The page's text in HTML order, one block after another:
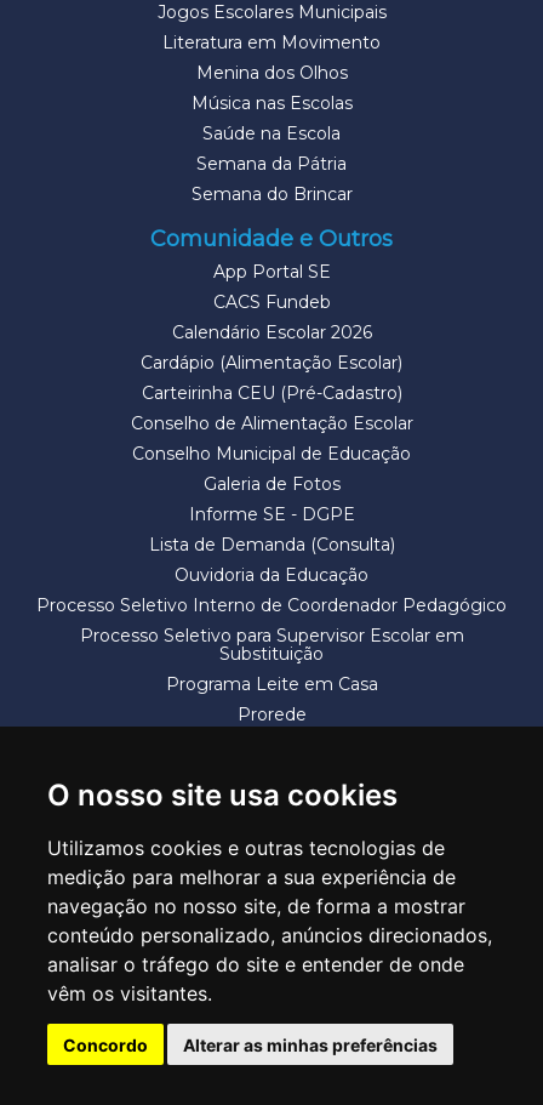
O nosso site usa cookies
Utilizamos cookies e outras tecnologias de
medição para melhorar a sua experiência de
navegação no nosso site, de forma a mostrar
conteúdo personalizado, anúncios direcionados,
analisar o tráfego do site e entender de onde
vêm os visitantes.
Concordo Alterar as minhas preferências
Jogos Escolares Municipais
Literatura em Movimento
Menina dos Olhos
Música nas Escolas
Saúde na Escola
Semana da Pátria
Semana do Brincar
Comunidade e Outros
App Portal SE
CACS Fundeb
Calendário Escolar 2026
Cardápio (Alimentação Escolar)
Carteirinha CEU (Pré-Cadastro)
Conselho de Alimentação Escolar
Conselho Municipal de Educação
Galeria de Fotos
Informe SE - DGPE
Lista de Demanda (Consulta)
Ouvidoria da Educação
Processo Seletivo Interno de Coordenador Pedagógico
Processo Seletivo para Supervisor Escolar em
Substituição
Programa Leite em Casa
Prorede
SECRETARIA DE EDUCAÇÃO
Rua Claudino Barbosa, 313 - Macedo - Guarulhos/SP CEP 07113-040
Central de Atendimento: *55 11 2475-7300